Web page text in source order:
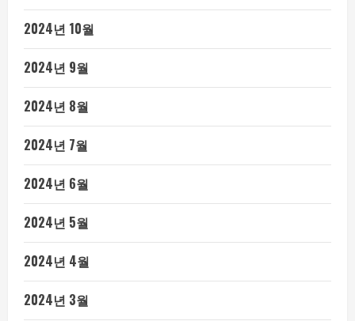
2024년 10월
2024년 9월
2024년 8월
2024년 7월
2024년 6월
2024년 5월
2024년 4월
2024년 3월